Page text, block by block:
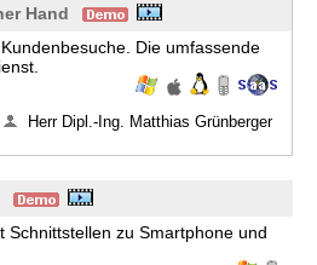
Hand
Die umfassende
Herr Dipl.-Ing. Matthias Grünberger
Schnittstellen zu Smartphone und